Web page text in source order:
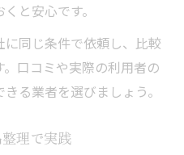
と安心です。
同じ条件で依頼し、比較
口コミや実際の利用者の
る業者を選びましょう。
理で実践